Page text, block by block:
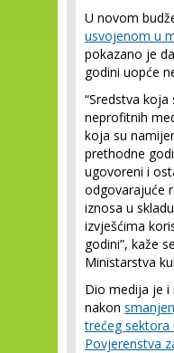
U novom
usvojenom u
pokazano je
godini uopće
“Sredstva
neprofitnih
koja su
prethodne
ugovoreni i
odgovarajuće
iznosa u
izvješćima
godini”, kaže
Ministarstva
Dio medija je i
nakon
trećeg sektora
Povjerenstva